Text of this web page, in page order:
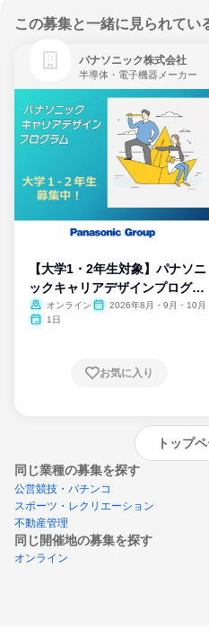
この募集と一緒に見られてい
パナソニック株式会社
半導体・電子機器メーカー
【大学1・2年生対象】パナソニ
ックキャリアデザインプログラ
ム
オンライン
2026年8月・9月・10月
1日
お気に入り
トップ
同じ業種の募集を探す
公営競技・パチンコ
スポーツ・レクリエーション
不動産管理
同じ開催地の募集を探す
オンライン